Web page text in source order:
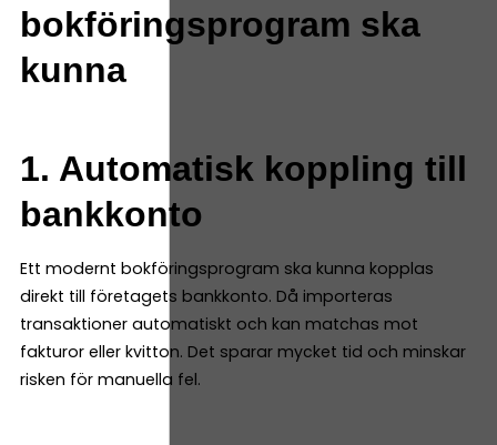
bokföringsprogram ska
kunna
1. Automatisk koppling till
bankkonto
Ett modernt bokföringsprogram ska kunna kopplas
direkt till företagets bankkonto. Då importeras
transaktioner automatiskt och kan matchas mot
fakturor eller kvitton. Det sparar mycket tid och minskar
risken för manuella fel.